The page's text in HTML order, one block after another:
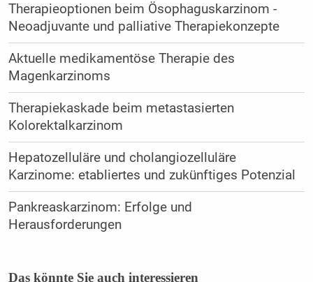
Therapieoptionen beim Ösophaguskarzinom -
Neoadjuvante und palliative Therapiekonzepte
Aktuelle medikamentöse Therapie des
Magenkarzinoms
Therapiekaskade beim metastasierten
Kolorektalkarzinom
Hepatozelluläre und cholangiozelluläre
Karzinome: etabliertes und zukünftiges Potenzial
Pankreaskarzinom: Erfolge und
Herausforderungen
Das könnte Sie auch interessieren